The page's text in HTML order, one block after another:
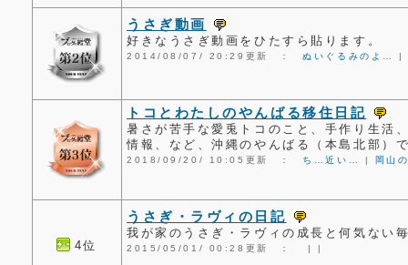
うさぎ動画
好きなうさぎ動画をひたすら貼ります。
2014/08/07/ 20:29更新 ：ぬいぐるみのよ…
トコとわたしのやんばる移住日記
暑さが苦手な愛兎トコのこと、手作り生活
情報、など、沖縄のやんばる（本島北部）
2018/09/20/ 10:05更新 ： ち…近い… | 岡山
4位
うさぎ・ラヴィの日記
我が家のうさぎ・ラヴィの成長と何気ない
2015/05/01/ 00:28更新 ： | |